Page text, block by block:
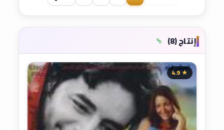
إنتاج (8)
★ 4.9